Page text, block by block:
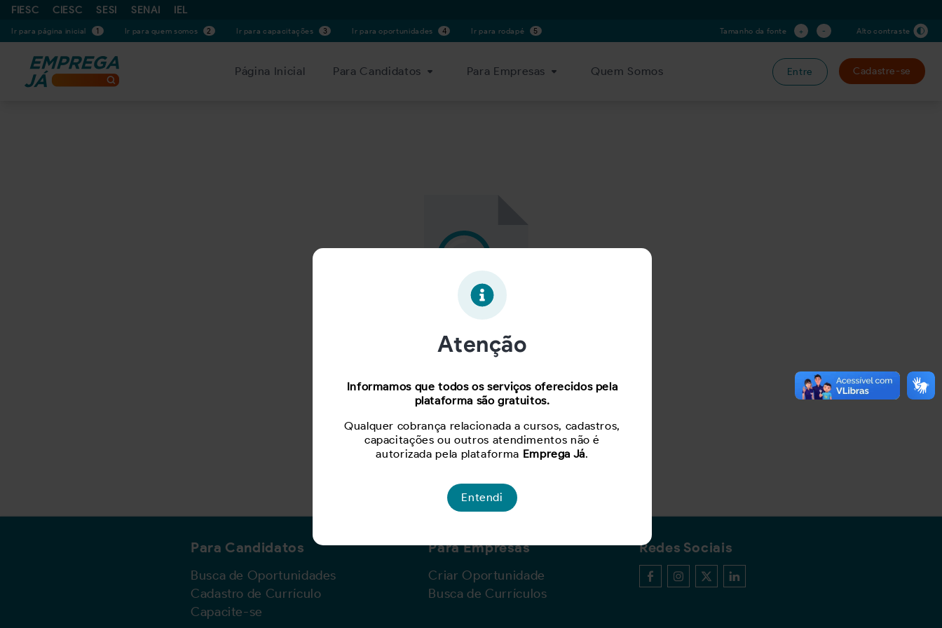
FIESC CIESC SESI SENAI IEL
Ir para página inicial 1 Ir para quem somos 2 Ir para capacitações 3 Ir para oportunidades 4 Ir para rodapé 5 Tamanho da fonte + - Alto contraste
Página Inicial Para Candidatos Para Empresas Quem Somos Entre Cadastre-se
Oportunidade expirada!
Para Candidatos
Busca de Oportunidades
Cadastro de Currículo
Capacite-se
Para Empresas
Criar Oportunidade
Busca de Currículos
Redes Sociais
Atenção
Informamos que todos os serviços oferecidos pela
plataforma são gratuitos.
Qualquer cobrança relacionada a cursos, cadastros,
capacitações ou outros atendimentos não é
autorizada pela plataforma Emprega Já.
Entendi